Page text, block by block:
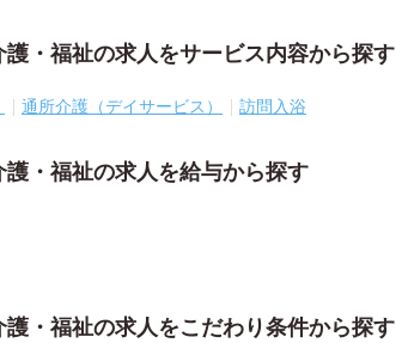
・福祉の求人をサービス内容から探す
通所介護（デイサービス） 訪問入浴
・福祉の求人を給与から探す
・福祉の求人をこだわり条件から探す